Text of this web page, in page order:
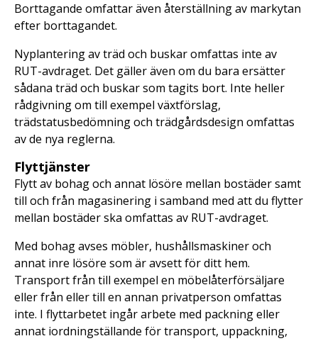
Borttagande omfattar även återställning av markytan
efter borttagandet.
Nyplantering av träd och buskar omfattas inte av
RUT-avdraget. Det gäller även om du bara ersätter
sådana träd och buskar som tagits bort. Inte heller
rådgivning om till exempel växtförslag,
trädstatusbedömning och trädgårdsdesign omfattas
av de nya reglerna.
Flyttjänster
Flytt av bohag och annat lösöre mellan bostäder samt
till och från magasinering i samband med att du flytter
mellan bostäder ska omfattas av RUT-avdraget.
Med bohag avses möbler, hushållsmaskiner och
annat inre lösöre som är avsett för ditt hem.
Transport från till exempel en möbelåterförsäljare
eller från eller till en annan privatperson omfattas
inte. I flyttarbetet ingår arbete med packning eller
annat iordningställande för transport, uppackning,